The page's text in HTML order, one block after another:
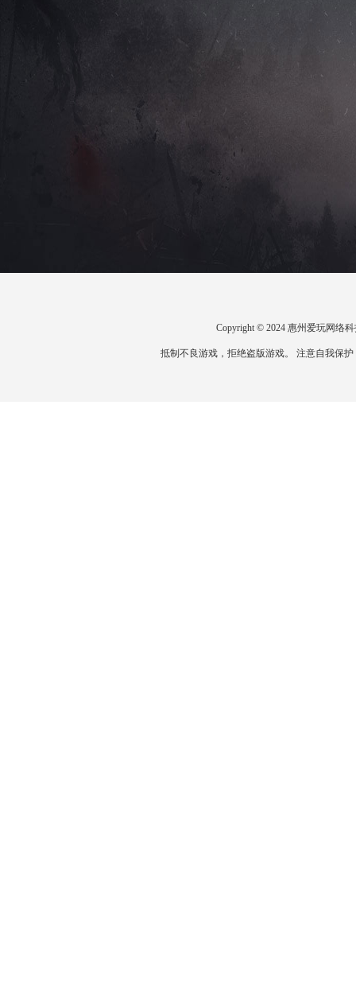
Copyright © 2024 惠州爱玩网络
抵制不良游戏，拒绝盗版游戏。 注意自我保